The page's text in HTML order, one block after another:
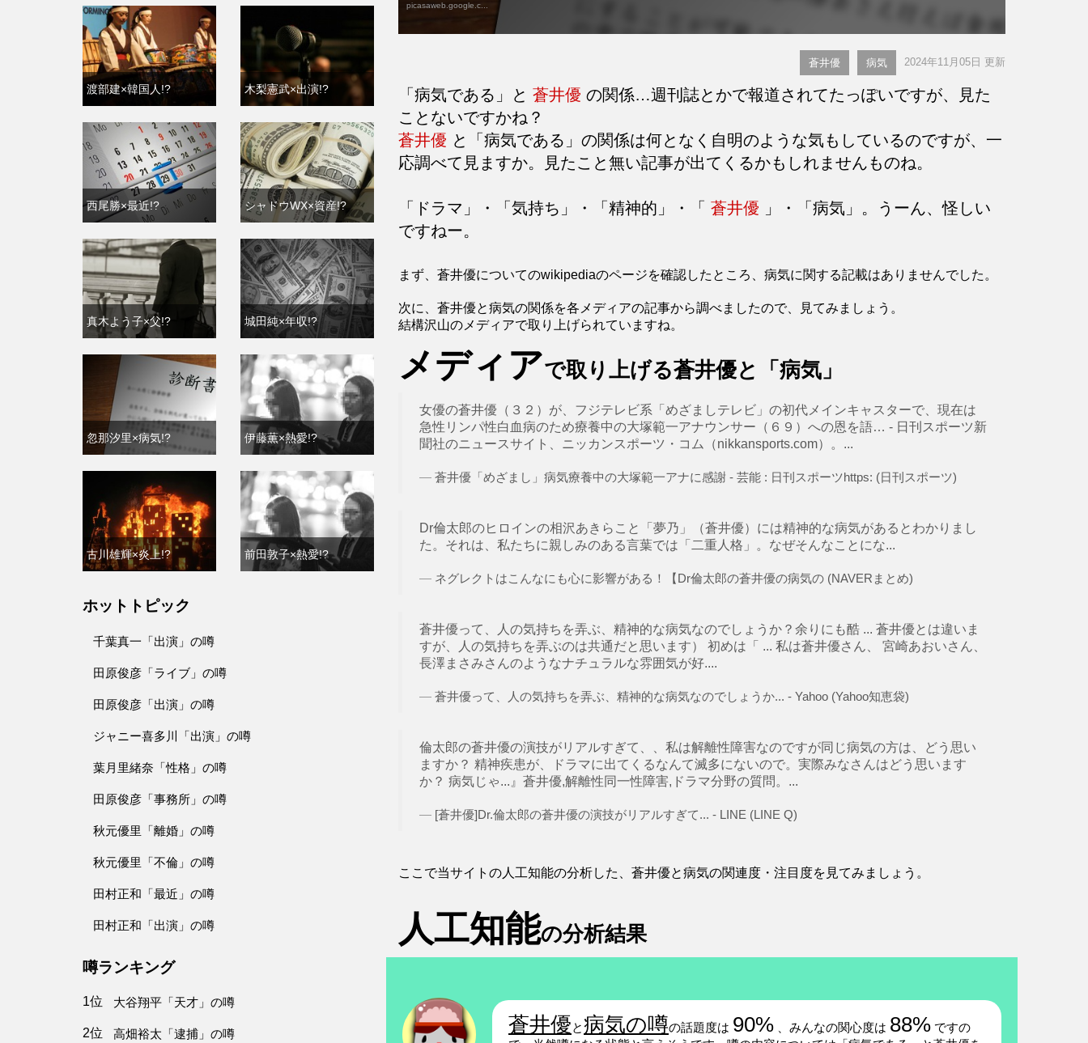
picasaweb.google.c...
蒼井優 病気 2024年11月05日 更新
「病気である」と 蒼井優 の関係…週刊誌とかで報道されてたっぽいですが、見た
ことないですかね？
蒼井優 と「病気である」の関係は何となく自明のような気もしているのですが、一
応調べて見ますか。見たこと無い記事が出てくるかもしれませんものね。
「ドラマ」・「気持ち」・「精神的」・「 蒼井優 」・「病気」。うーん、怪しい
ですねー。
まず、蒼井優についてのwikipediaのページを確認したところ、病気に関する記載はありませんでした。
次に、蒼井優と病気の関係を各メディアの記事から調べましたので、見てみましょう。
結構沢山のメディアで取り上げられていますね。
メディアで取り上げる蒼井優と「病気」
女優の蒼井優（３２）が、フジテレビ系「めざましテレビ」の初代メインキャスターで、現在は
急性リンパ性白血病のため療養中の大塚範一アナウンサー（６９）への恩を語… - 日刊スポーツ新
聞社のニュースサイト、ニッカンスポーツ・コム（nikkansports.com）。...
蒼井優「めざまし」病気療養中の大塚範一アナに感謝 - 芸能 : 日刊スポーツhttps: (日刊スポーツ)
Dr倫太郎のヒロインの相沢あきらこと「夢乃」（蒼井優）には精神的な病気があるとわかりまし
た。それは、私たちに親しみのある言葉では「二重人格」。なぜそんなことにな...
ネグレクトはこんなにも心に影響がある！【Dr倫太郎の蒼井優の病気の (NAVERまとめ)
蒼井優って、人の気持ちを弄ぶ、精神的な病気なのでしょうか？余りにも酷 ... 蒼井優とは違いま
すが、人の気持ちを弄ぶのは共通だと思います） 初めは「 ... 私は蒼井優さん、 宮崎あおいさん、
長澤まさみさんのようなナチュラルな雰囲気が好....
蒼井優って、人の気持ちを弄ぶ、精神的な病気なのでしょうか... - Yahoo (Yahoo知恵袋)
倫太郎の蒼井優の演技がリアルすぎて、、私は解離性障害なのですが同じ病気の方は、どう思い
ますか？ 精神疾患が、ドラマに出てくるなんて滅多にないので。実際みなさんはどう思います
か？ 病気じゃ...』蒼井優,解離性同一性障害,ドラマ分野の質問。...
[蒼井優]Dr.倫太郎の蒼井優の演技がリアルすぎて... - LINE (LINE Q)
ここで当サイトの人工知能の分析した、蒼井優と病気の関連度・注目度を見てみましょう。
人工知能の分析結果
蒼井優と病気の噂の話題度は 90% 、みんなの関心度は 88% ですの
渡部建×韓国人!? 木梨憲武×出演!?
西尾勝×最近!? シャドウWX×資産!?
真木よう子×父!? 城田純×年収!?
忽那汐里×病気!? 伊藤薫×熱愛!?
古川雄輝×炎上!? 前田敦子×熱愛!?
ホットトピック
千葉真一「出演」の噂
田原俊彦「ライブ」の噂
田原俊彦「出演」の噂
ジャニー喜多川「出演」の噂
葉月里緒奈「性格」の噂
田原俊彦「事務所」の噂
秋元優里「離婚」の噂
秋元優里「不倫」の噂
田村正和「最近」の噂
田村正和「出演」の噂
噂ランキング
1位 大谷翔平「天才」の噂
2位 高畑裕太「逮捕」の噂